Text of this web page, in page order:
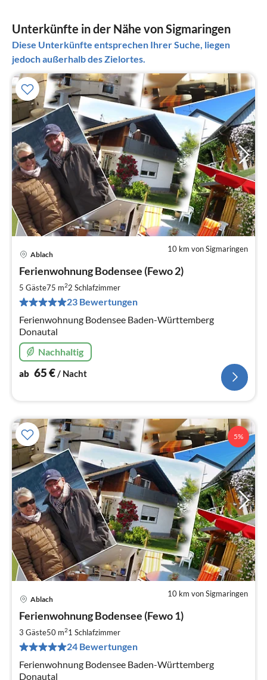
Unterkünfte in der Nähe von Sigmaringen
Diese Unterkünfte entsprechen Ihrer Suche, liegen
jedoch außerhalb des Zielortes.
10 km von Sigmaringen
Ablach
Ferienwohnung Bodensee (Fewo 2)
5 Gäste75 m22 Schlafzimmer
23 Bewertungen
Ferienwohnung Bodensee Baden-Württemberg
Donautal
Nachhaltig
ab 65€/ Nacht
5%
10 km von Sigmaringen
Ablach
Ferienwohnung Bodensee (Fewo 1)
3 Gäste50 m21 Schlafzimmer
24 Bewertungen
Ferienwohnung Bodensee Baden-Württemberg
Donautal